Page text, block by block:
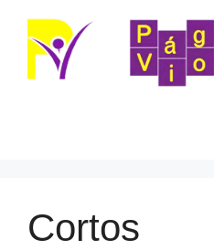
contenido
Cortos